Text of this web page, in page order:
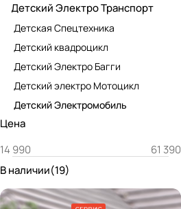
Детский Электро Транспорт
Детская Спецтехника
Детский квадроцикл
Детский Электро Багги
Детский электро Мотоцикл
Детский Электромобиль
Цена
В наличии(19)